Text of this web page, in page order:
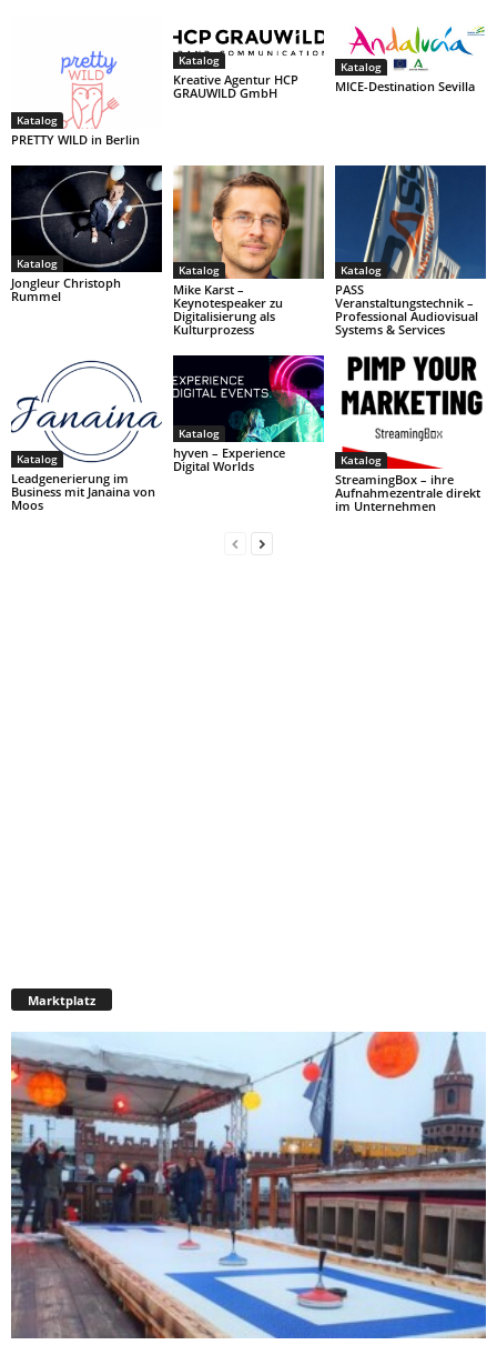
Katalog
PRETTY WILD in Berlin
Katalog
Kreative Agentur HCP
GRAUWILD GmbH
Katalog
MICE-Destination Sevilla
Katalog
Jongleur Christoph
Rummel
Katalog
Mike Karst –
Keynotespeaker zu
Digitalisierung als
Kulturprozess
Katalog
PASS
Veranstaltungstechnik –
Professional Audiovisual
Systems & Services
Katalog
Leadgenerierung im
Business mit Janaina von
Moos
Katalog
hyven – Experience
Digital Worlds
Katalog
StreamingBox – ihre
Aufnahmezentrale direkt
im Unternehmen
Marktplatz